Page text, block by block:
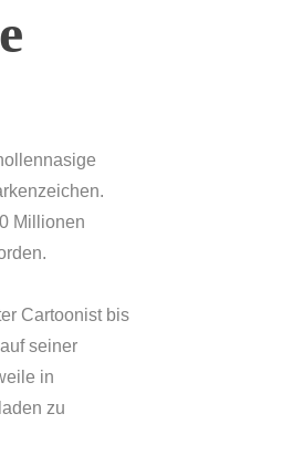
Millionen
Cartoonist bis
seiner
in
zu